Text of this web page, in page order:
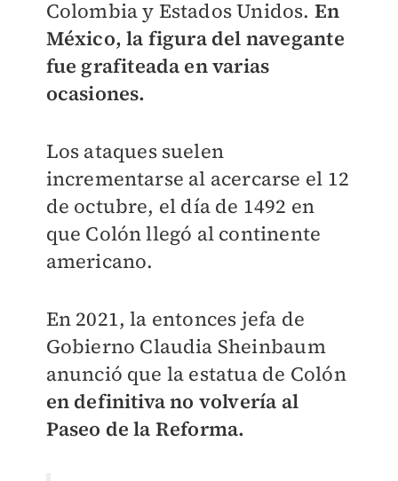
Colombia y Estados Unidos. En
México, la figura del navegante
fue grafiteada en varias
ocasiones.
Los ataques suelen
incrementarse al acercarse el 12
de octubre, el día de 1492 en
que Colón llegó al continente
americano.
En 2021, la entonces jefa de
Gobierno Claudia Sheinbaum
anunció que la estatua de Colón
en definitiva no volvería al
Paseo de la Reforma.